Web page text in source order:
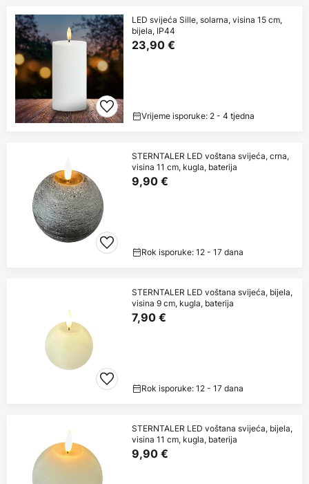
LED svijeća Sille, solarna, visina 15 cm,
bijela, IP44
23,90 €
Vrijeme isporuke: 2 - 4 tjedna
STERNTALER LED voštana svijeća, crna,
visina 11 cm, kugla, baterija
9,90 €
Rok isporuke: 12 - 17 dana
STERNTALER LED voštana svijeća, bijela,
visina 9 cm, kugla, baterija
7,90 €
Rok isporuke: 12 - 17 dana
STERNTALER LED voštana svijeća, bijela,
visina 11 cm, kugla, baterija
9,90 €